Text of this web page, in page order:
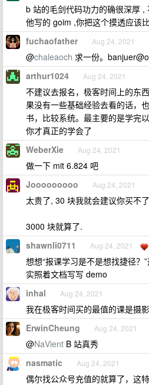
b 站的毛剑代码功力的确很深厚
他写的 goim ,你把这个摸透应该
fuchaofather Aug 24, 2021
@chaleaoch 求一份。
arthur1024 Aug 24, 2021
不建议去报名，极客时间上的东
果没有一些基础经验去看的话，
书，比较系统。最主要的是学完
你才真正的学会了
WeberXie Aug 24, 2021
做一下 mit 6.824 吧
Jooooooooo Aug 24, 2021
太贵了, 30 块我就会建议你买不
3000 块就算了.
shawnli0711 Aug 24, 2021
想想“报课学习是不是想找捷径？
实照着文档写写 demo
inhal Aug 24, 2021
我在极客时间买的最值的课是摄
ErwinCheung Aug 24, 2021
@NaVient B 站真秀
nasmatic Aug 24, 2021
偶尔找公众号充值的就算了，这